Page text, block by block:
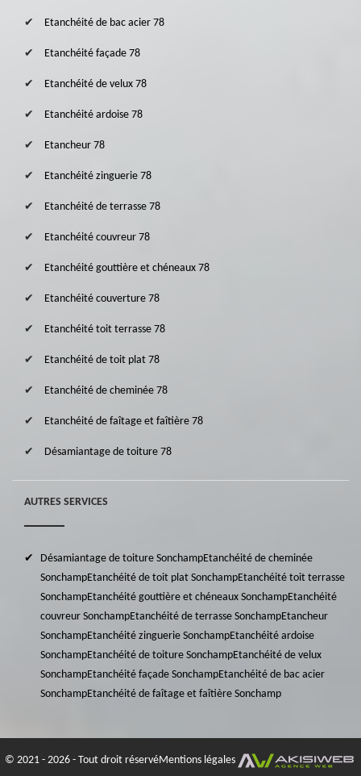
Etanchéité de bac acier 78
Etanchéité façade 78
Etanchéité de velux 78
Etanchéité ardoise 78
Etancheur 78
Etanchéité zinguerie 78
Etanchéité de terrasse 78
Etanchéité couvreur 78
Etanchéité gouttière et chéneaux 78
Etanchéité couverture 78
Etanchéité toit terrasse 78
Etanchéité de toit plat 78
Etanchéité de cheminée 78
Etanchéité de faîtage et faîtière 78
Désamiantage de toiture 78
AUTRES SERVICES
Désamiantage de toiture SonchampEtanchéité de cheminée
SonchampEtanchéité de toit plat SonchampEtanchéité toit terrasse
SonchampEtanchéité gouttière et chéneaux SonchampEtanchéité
couvreur SonchampEtanchéité de terrasse SonchampEtancheur
SonchampEtanchéité zinguerie SonchampEtanchéité ardoise
SonchampEtanchéité de toiture SonchampEtanchéité de velux
SonchampEtanchéité façade SonchampEtanchéité de bac acier
SonchampEtanchéité de faîtage et faîtière Sonchamp
© 2021 - 2026 - Tout droit réservéMentions légales